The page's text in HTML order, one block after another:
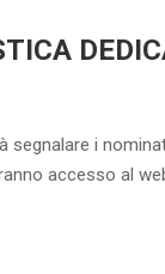
segnalare i
accesso al